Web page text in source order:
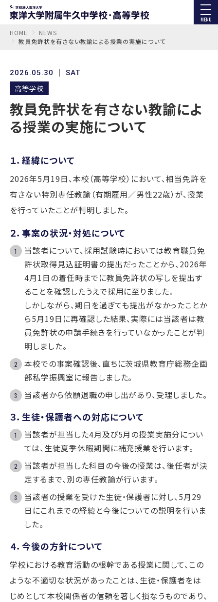
MENU
HOME
NEWS
教員免許状を有さない教諭による授業の実施について
2026.05.30 SAT
高等学校
教員免許状を有さない教諭によ
る授業の実施について
１．経緯について
2026年5月19日、本校（高等学校）において、相当免許を
有さない特別専任教諭（有期雇用／男性22歳）が、授業
を行っていたことが判明しました。
２．事案の状況・対処について
当該者について、採用試験時においては教育職員免
許状取得見込証明書の提出だったことから、2026年
4月1日の着任時までに教員免許状の写しを提出す
ることを確認したうえで採用に至りました。
しかしながら、期日を過ぎても提出がなかったことか
ら5月19日に再確認した結果、実際には当該者は教
員免許状の申請手続きを行っていなかったことが判
明しました。
本校での事案確認後、直ちに茨城県教育庁総務企画
部私学振興室に報告しました。
当該者から依願退職の申し出があり、受理しました。
３．生徒・保護者への対応について
当該者が担当した4月及び5月の授業実施分につい
ては、生徒夏季休暇期間に補充授業を行います。
当該者が担当した科目の今後の授業は、後任者が決
定するまで、別の専任教諭が行います。
当該者の授業を受けた生徒・保護者に対し、5月29
日にこれまでの経緯と今後についての説明を行いま
した。
４．今後の方針について
学校における教育活動の根幹である授業に関して、この
ような不適切な状況があったことは、生徒・保護者をは
じめとして本校関係者の信頼を著しく損なうものであり、